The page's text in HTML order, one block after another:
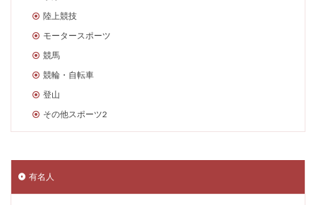
陸上競技
モータースポーツ
競馬
競輪・自転車
登山
その他スポーツ2
有名人